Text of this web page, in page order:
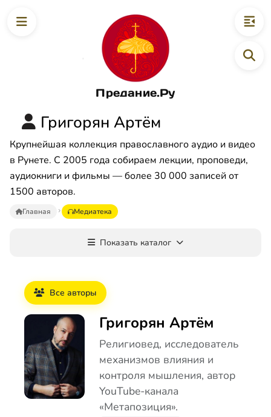
Предание.Ру
Григорян Артём
Крупнейшая коллекция православного аудио и видео
в Рунете. С 2005 года собираем лекции, проповеди,
аудиокниги и фильмы — более 30 000 записей от
1500 авторов.
Главная Медиатека
Показать каталог
Все авторы
Григорян Артём
Религиовед, исследователь
механизмов влияния и
контроля мышления, автор
YouTube-канала
«Метапозиция».